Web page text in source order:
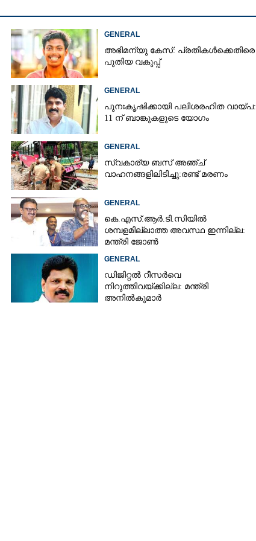
GENERAL
അഭിമന്യു കേസ്: പ്രതികൾക്കെതിരെ
പുതിയ വകുപ്പ്
GENERAL
പുനഃകൃഷിക്കായി പലിശരഹിത വായ്പ:
11 ന് ബാങ്കുകളുടെ യോഗം
GENERAL
സ്വകാര്യ ബസ് അഞ്ച്
വാഹനങ്ങളിലിടിച്ചു:രണ്ട് മരണം
GENERAL
കെ.എസ്.ആർ.ടി.സിയിൽ
ശമ്പളമില്ലാത്ത അവസ്ഥ ഇന്നില്ല:
മന്ത്രി ജോൺ
GENERAL
ഡിജിറ്റൽ റീസർവെ
നിറുത്തിവയ്ക്കില്ല: മന്ത്രി
അനിൽകുമാർ